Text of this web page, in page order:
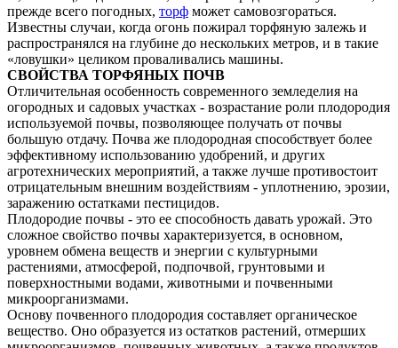
прежде всего погодных, торф может самовозгораться.
Известны случаи, когда огонь пожирал торфяную залежь и
распространялся на глубине до нескольких метров, и в такие
«ловушки» целиком проваливались машины.
СВОЙСТВА ТОРФЯНЫХ ПОЧВ
Отличительная особенность современного земледелия на
огородных и садовых участках - возрастание роли плодородия
используемой почвы, позволяющее получать от почвы
большую отдачу. Почва же плодородная способствует более
эффективному использованию удобрений, и других
агротехнических мероприятий, а также лучше противостоит
отрицательным внешним воздействиям - уплотнению, эрозии,
заражению остатками пестицидов.
Плодородие почвы - это ее способность давать урожай. Это
сложное свойство почвы характеризуется, в основном,
уровнем обмена веществ и энергии с культурными
растениями, атмосферой, подпочвой, грунтовыми и
поверхностными водами, животными и почвенными
микроорганизмами.
Основу почвенного плодородия составляет органическое
вещество. Оно образуется из остатков растений, отмерших